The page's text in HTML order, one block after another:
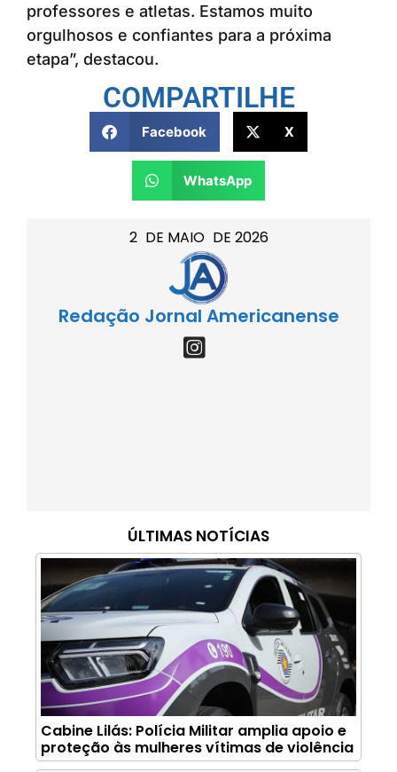
2 DE MAIO DE 2026
Redação Jornal Americanense
ÚLTIMAS NOTÍCIAS
Cabine Lilás: Polícia Militar amplia apoio e
proteção às mulheres vítimas de violência
professores e atletas. Estamos muito
orgulhosos e confiantes para a próxima
etapa”, destacou.
COMPARTILHE
Facebook X
WhatsApp